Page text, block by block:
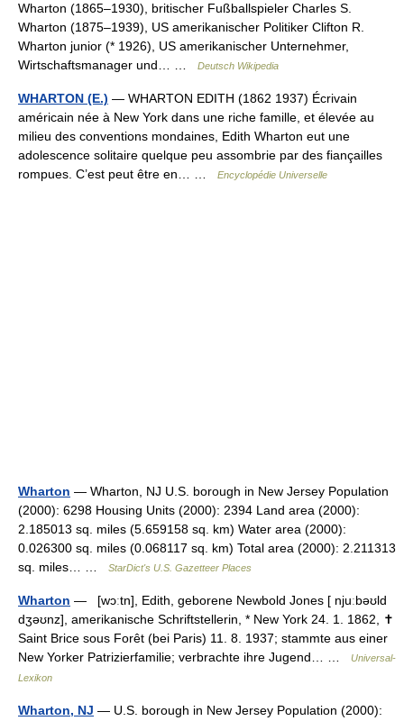
Wharton (1865–1930), britischer Fußballspieler Charles S.
Wharton (1875–1939), US amerikanischer Politiker Clifton R.
Wharton junior (* 1926), US amerikanischer Unternehmer,
Wirtschaftsmanager und… …
Deutsch Wikipedia
WHARTON (E.) — WHARTON EDITH (1862 1937) Écrivain
américain née à New York dans une riche famille, et élevée au
milieu des conventions mondaines, Edith Wharton eut une
adolescence solitaire quelque peu assombrie par des fiançailles
rompues. C’est peut être en… …
Encyclopédie Universelle
Wharton — Wharton, NJ U.S. borough in New Jersey Population
(2000): 6298 Housing Units (2000): 2394 Land area (2000):
2.185013 sq. miles (5.659158 sq. km) Water area (2000):
0.026300 sq. miles (0.068117 sq. km) Total area (2000): 2.211313
sq. miles… …
StarDict's U.S. Gazetteer Places
Wharton — [wɔːtn], Edith, geborene Newbold Jones [ njuːbəʊld
dʒəʊnz], amerikanische Schriftstellerin, * New York 24. 1. 1862, ✝
Saint Brice sous Forêt (bei Paris) 11. 8. 1937; stammte aus einer
New Yorker Patrizierfamilie; verbrachte ihre Jugend… …
Universal-
Lexikon
Wharton, NJ — U.S. borough in New Jersey Population (2000):